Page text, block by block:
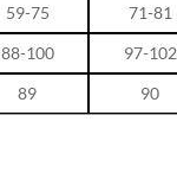
59-75 71-81
88-100 97-102
89 90